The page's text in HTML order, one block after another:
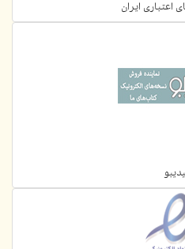
اعتباری ایران